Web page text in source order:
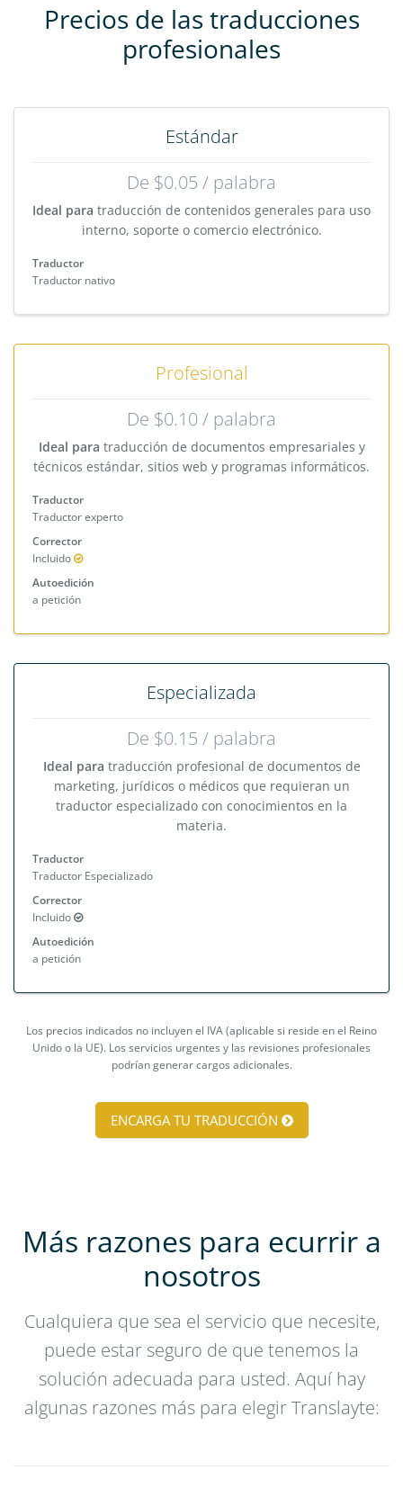
Precios de las traducciones
profesionales
Estándar
De $0.05 / palabra
Ideal para traducción de contenidos generales para uso
interno, soporte o comercio electrónico.
Traductor
Traductor nativo
Profesional
De $0.10 / palabra
Ideal para traducción de documentos empresariales y
técnicos estándar, sitios web y programas informáticos.
Traductor
Traductor experto
Corrector
Incluido
Autoedición
a petición
Especializada
De $0.15 / palabra
Ideal para traducción profesional de documentos de
marketing, jurídicos o médicos que requieran un
traductor especializado con conocimientos en la
materia.
Traductor
Traductor Especializado
Corrector
Incluido
Autoedición
a petición
Los precios indicados no incluyen el IVA (aplicable si reside en el Reino
Unido o la UE). Los servicios urgentes y las revisiones profesionales
podrían generar cargos adicionales.
ENCARGA TU TRADUCCIÓN
Más razones para ecurrir a
nosotros
Cualquiera que sea el servicio que necesite,
puede estar seguro de que tenemos la
solución adecuada para usted. Aquí hay
algunas razones más para elegir Translayte: